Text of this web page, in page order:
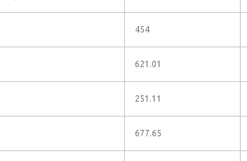
454
621.01
251.11
677.65